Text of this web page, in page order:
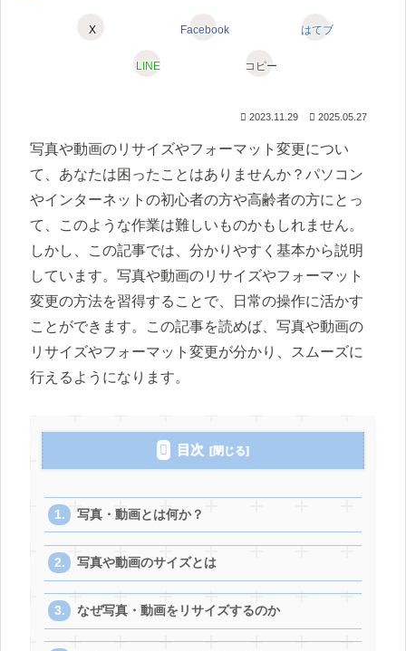
X Facebook はてブ
LINE コピー
2023.11.29 2025.05.27
写真や動画のリサイズやフォーマット変更につい
て、あなたは困ったことはありませんか？パソコン
やインターネットの初心者の方や高齢者の方にとっ
て、このような作業は難しいものかもしれません。
しかし、この記事では、分かりやすく基本から説明
しています。写真や動画のリサイズやフォーマット
変更の方法を習得することで、日常の操作に活かす
ことができます。この記事を読めば、写真や動画の
リサイズやフォーマット変更が分かり、スムーズに
行えるようになります。
目次
写真・動画とは何か？
写真や動画のサイズとは
なぜ写真・動画をリサイズするのか